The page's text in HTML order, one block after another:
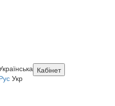
Кабінет
Укр